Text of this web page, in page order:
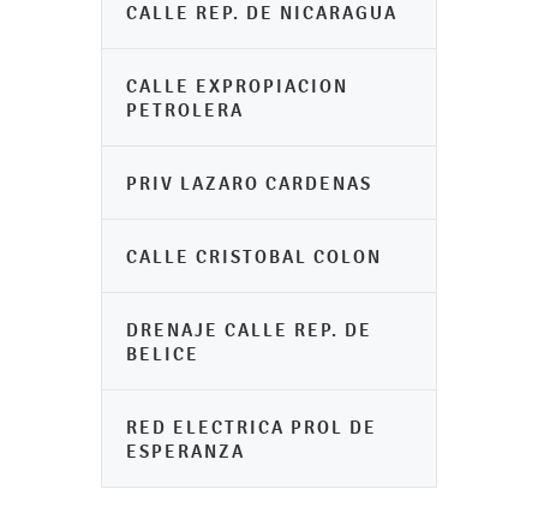
CALLE REP. DE NICARAGUA
CALLE EXPROPIACION
PETROLERA
PRIV LAZARO CARDENAS
CALLE CRISTOBAL COLON
DRENAJE CALLE REP. DE
BELICE
RED ELECTRICA PROL DE
ESPERANZA